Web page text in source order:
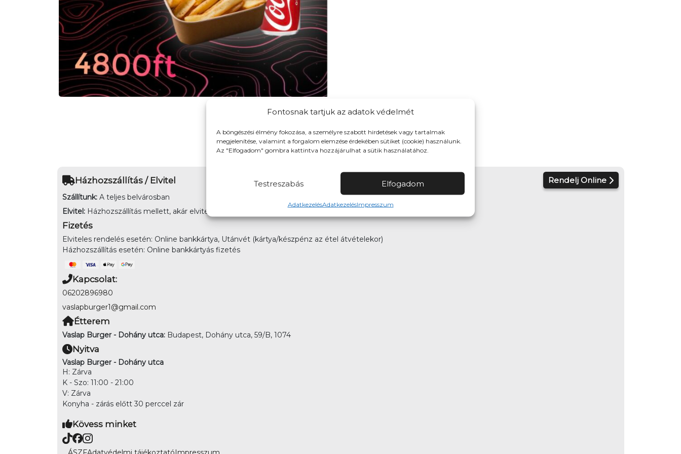
Fontosnak tartjuk az adatok védelmét
A böngészési élmény fokozása, a személyre szabott hirdetések vagy tartalmak
megjelenítése, valamint a forgalom elemzése érdekében sütiket (cookie) használunk.
Az "Elfogadom" gombra kattintva hozzájárulhat a sütik használatához.
Elfogadom
Testreszabás
AdatkezelésAdatkezelésImpresszum
Házhozszállítás / Elvitel Rendelj Online
Szállítunk: A teljes belvárosban
Elvitel: Házhozszállítás mellett, akár elvitelre is rendelhetsz, időzítve is
Fizetés
Elviteles rendelés esetén: Online bankkártya, Utánvét (kártya/készpénz az étel átvételekor)
Házhozszállítás esetén: Online bankkártyás fizetés
Kapcsolat:
06202896980
vaslapburger1@gmail.com
Étterem
Vaslap Burger - Dohány utca: Budapest, Dohány utca, 59/B, 1074
Nyitva
Vaslap Burger - Dohány utca
H: Zárva
K - Szo: 11:00 - 21:00
V: Zárva
Konyha - zárás előtt 30 perccel zár
Kövess minket